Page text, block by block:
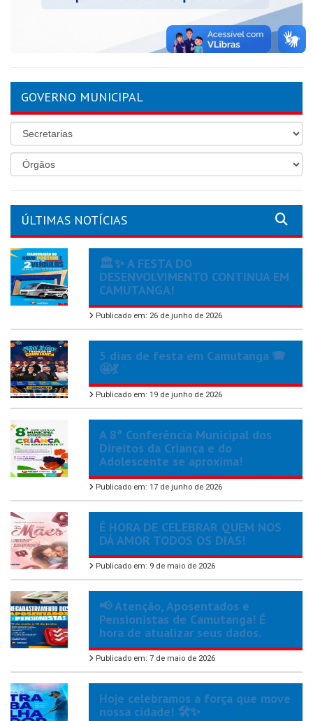
GOVERNO MUNICIPAL
ÚLTIMAS NOTÍCIAS
🏛️✨ A FESTA DO
DESENVOLVIMENTO CONTINUA EM
CAMUTANGA!
Publicado em: 26 de junho de 2026
5 dias de festa em Camutanga 🪗
🤩💃
Publicado em: 19 de junho de 2026
A 8ª Conferência Municipal dos
Direitos da Criança e do
Adolescente se aproxima!
Publicado em: 17 de junho de 2026
É HORA DE CELEBRAR QUEM NOS
DÁ AMOR TODOS OS DIAS!
Publicado em: 9 de maio de 2026
📢 Atenção, Aposentados e
Pensionistas de Camutanga! É
hora de atualizar seus dados.
Publicado em: 7 de maio de 2026
Hoje celebramos a força que move
nossa cidade! 🛠️✨